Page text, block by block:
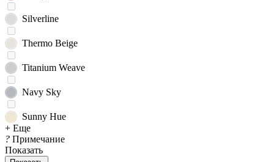
Silverline
Thermo Beige
Titanium Weave
Navy Sky
Sunny Hue
+ Еще
? Примечание
Показать